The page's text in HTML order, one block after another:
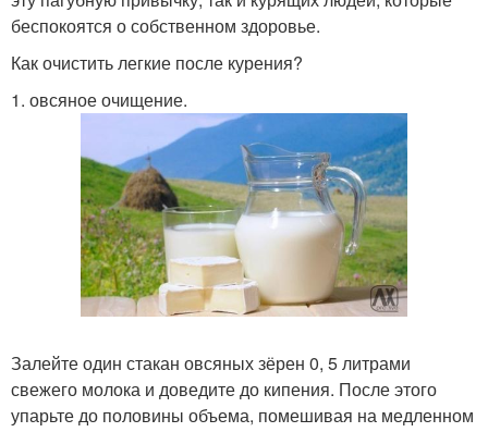
беспокоятся о собственном здоровье.
Как очистить легкие после курения?
1. овсяное очищение.
Залейте один стакан овсяных зёрен 0, 5 литрами
свежего молока и доведите до кипения. После этого
упарьте до половины объема, помешивая на медленном